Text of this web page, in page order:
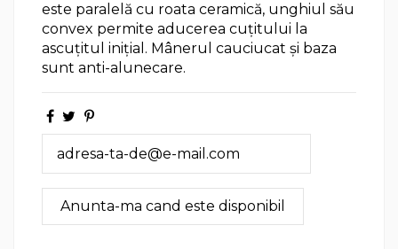
este paralelă cu roata ceramică, unghiul său
convex permite aducerea cuțitului la
ascuțitul inițial. Mânerul cauciucat și baza
sunt anti-alunecare.